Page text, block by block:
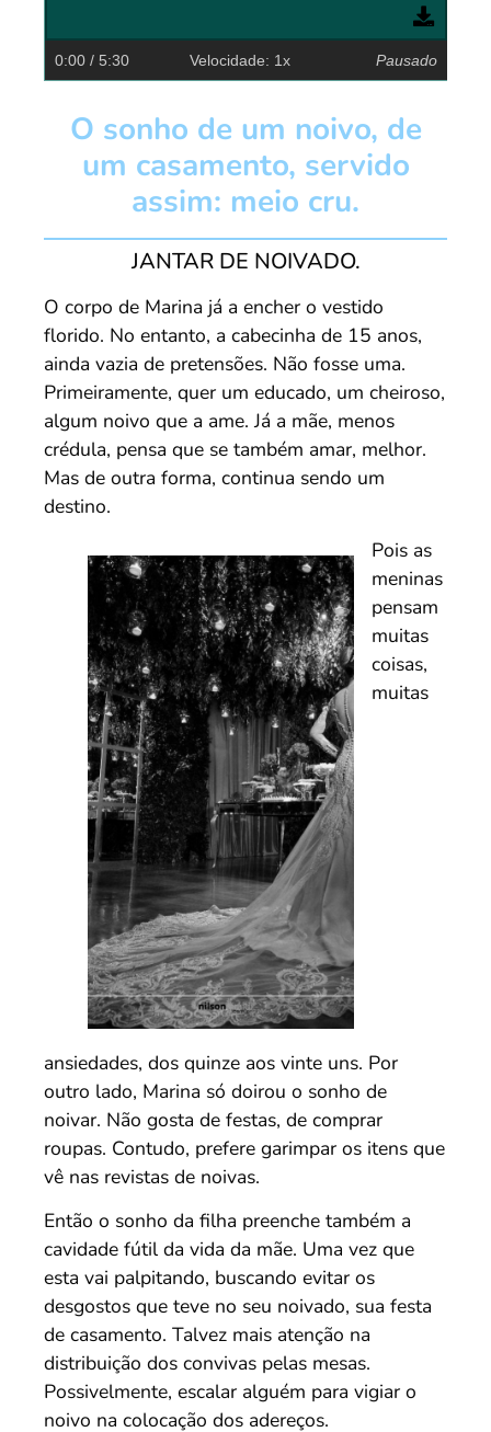
0:00 / 5:30 Velocidade: 1x Pausado
O sonho de um noivo, de
um casamento, servido
assim: meio cru.
JANTAR DE NOIVADO.
O corpo de Marina já a encher o vestido
florido. No entanto, a cabecinha de 15 anos,
ainda vazia de pretensões. Não fosse uma.
Primeiramente, quer um educado, um cheiroso,
algum noivo que a ame. Já a mãe, menos
crédula, pensa que se também amar, melhor.
Mas de outra forma, continua sendo um
destino.
Pois as
meninas
pensam
muitas
coisas,
muitas
ansiedades, dos quinze aos vinte uns. Por
outro lado, Marina só doirou o sonho de
noivar. Não gosta de festas, de comprar
roupas. Contudo, prefere garimpar os itens que
vê nas revistas de noivas.
Então o sonho da filha preenche também a
cavidade fútil da vida da mãe. Uma vez que
esta vai palpitando, buscando evitar os
desgostos que teve no seu noivado, sua festa
de casamento. Talvez mais atenção na
distribuição dos convivas pelas mesas.
Possivelmente, escalar alguém para vigiar o
noivo na colocação dos adereços.